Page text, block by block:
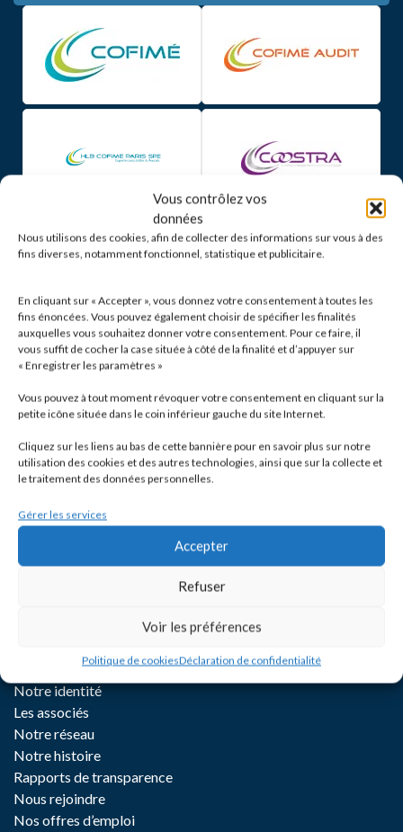
Vous contrôlez vos
données
Nous utilisons des cookies, afin de collecter des informations sur vous à des
fins diverses, notamment fonctionnel, statistique et publicitaire.
En cliquant sur « Accepter », vous donnez votre consentement à toutes les
fins énoncées. Vous pouvez également choisir de spécifier les finalités
auxquelles vous souhaitez donner votre consentement. Pour ce faire, il
vous suffit de cocher la case située à côté de la finalité et d’appuyer sur
« Enregistrer les paramètres »
Vous pouvez à tout moment révoquer votre consentement en cliquant sur la
petite icône située dans le coin inférieur gauche du site Internet.
Cliquez sur les liens au bas de cette bannière pour en savoir plus sur notre
utilisation des cookies et des autres technologies, ainsi que sur la collecte et
le traitement des données personnelles.
Gérer les services
Accepter
Refuser
Voir les préférences
Politique de cookiesDéclaration de confidentialité
Groupe Cofimé
Notre identité
Les associés
Notre réseau
Notre histoire
Rapports de transparence
Nous rejoindre
Nos offres d’emploi